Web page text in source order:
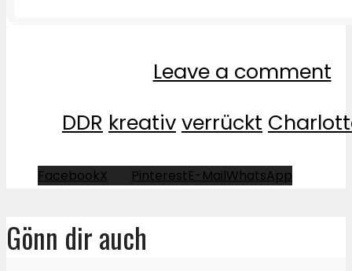
Leave a comment
DDR kreativverrückt
FacebookX PinterestE-MailWhatsApp
Gönn dir auch